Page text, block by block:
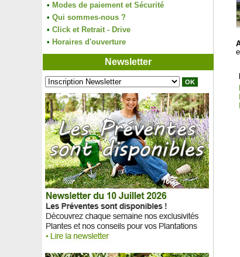
• Modes de paiement et Sécurité
• Qui sommes-nous ?
• Click et Retrait - Drive
• Horaires d'ouverture
Newsletter